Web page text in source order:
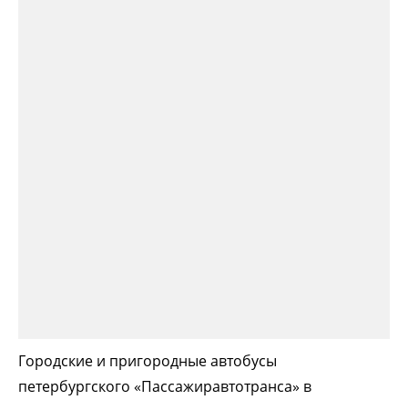
Городские и пригородные автобусы
петербургского «Пассажиравтотранса» в